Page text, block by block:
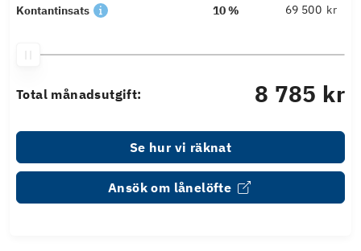
Kontantinsats 10 % kr
Total månadsutgift: 8 785 kr
Se hur vi räknat
Ansök om lånelöfte